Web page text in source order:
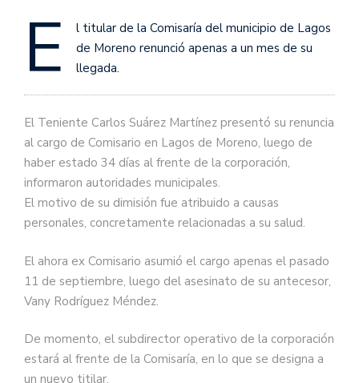
E
l titular de la Comisaría del municipio de Lagos
de Moreno renunció apenas a un mes de su
llegada.
El Teniente Carlos Suárez Martínez presentó su renuncia
al cargo de Comisario en Lagos de Moreno, luego de
haber estado 34 días al frente de la corporación,
informaron autoridades municipales.
El motivo de su dimisión fue atribuido a causas
personales, concretamente relacionadas a su salud.
El ahora ex Comisario asumió el cargo apenas el pasado
11 de septiembre, luego del asesinato de su antecesor,
Vany Rodríguez Méndez.
De momento, el subdirector operativo de la corporación
estará al frente de la Comisaría, en lo que se designa a
un nuevo titilar.